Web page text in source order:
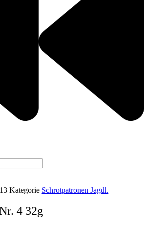
Kategorie Schrotpatronen Jagdl.
4 32g